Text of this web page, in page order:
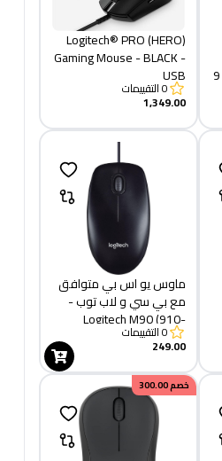
2500 نقطة في البوصة - 9
Logitech® PRO (HERO)
Gaming Mouse - BLACK -
USB
0التقييمات
1,349.00
ماوس يو اس بي متوافق
مع بي سي و لاب توب -
Logitech M90 (910-
001793)
0التقييمات
249.00
خصم300.00